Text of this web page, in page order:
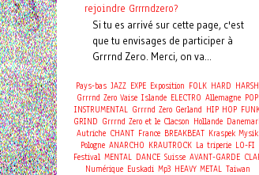
rejoindre Grrrndzero?
Si tu es arrivé sur cette page, c'est
que tu envisages de participer à
Grrrnd Zero. Merci, on va...
Pays-bas JAZZ EXPE Exposition FOLK HARD HARSH
Grrrnd Zero Vaise Islande ELECTRO Allemagne POP
INSTRUMENTAL Grrrnd Zero Gerland HIP HOP
GRIND Grrrnd Zero et le Clacson Hollande
Autriche CHANT France BREAKBEAT Kraspek Mysik
Pologne ANARCHO KRAUTROCK La triperie LO-FI
Festival MENTAL DANCE Suisse AVANT-GARDE
Numérique Euskadi Mp3 HEAVY METAL Taiwan